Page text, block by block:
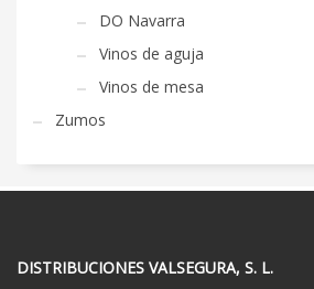
DO Navarra
Vinos de aguja
Vinos de mesa
Zumos
DISTRIBUCIONES VALSEGURA, S. L.